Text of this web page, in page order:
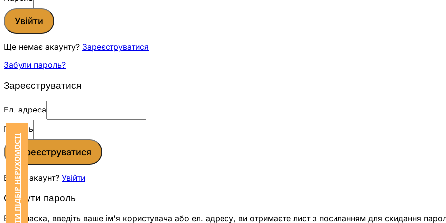
ЗАМОВИТИ ПІДБІР НЕРУХОМОСТІ
Увійти
Ще немає акаунту? Зареєструватися
Забули пароль?
Зареєструватися
Ел. адреса
Пароль
Зареєструватися
Вже є акаунт? Увійти
Скинути пароль
Будь ласка, введіть ваше ім'я користувача або ел. адресу, ви отримаєте лист з посиланням для скидання